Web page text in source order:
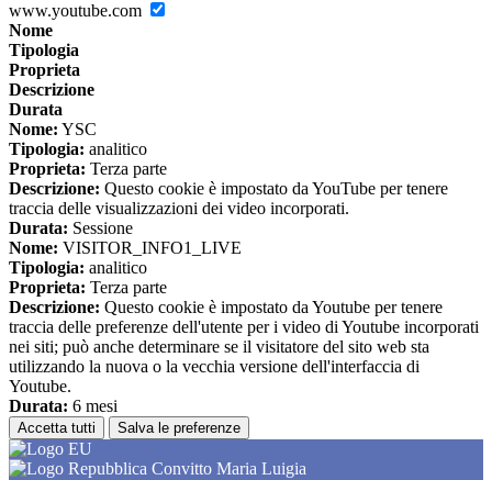
www.youtube.com
Nome
Tipologia
Proprieta
Descrizione
Durata
Nome: YSC
Tipologia: analitico
Proprieta: Terza parte
Descrizione: Questo cookie è impostato da YouTube per tenere
traccia delle visualizzazioni dei video incorporati.
Durata: Sessione
Nome: VISITOR_INFO1_LIVE
Tipologia: analitico
Proprieta: Terza parte
Descrizione: Questo cookie è impostato da Youtube per tenere
traccia delle preferenze dell'utente per i video di Youtube incorporati
nei siti; può anche determinare se il visitatore del sito web sta
utilizzando la nuova o la vecchia versione dell'interfaccia di
Youtube.
Durata: 6 mesi
Accetta tutti Salva le preferenze
Convitto Maria Luigia